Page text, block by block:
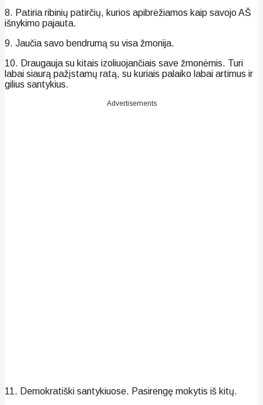
8. Patiria ribinių patirčių, kurios apibrėžiamos kaip savojo AŠ
išnykimo pajauta.
9. Jaučia savo bendrumą su visa žmonija.
10. Draugauja su kitais izoliuojančiais save žmonėmis. Turi
labai siaurą pažįstamų ratą, su kuriais palaiko labai artimus ir
gilius santykius.
Advertisements
11. Demokratiški santykiuose. Pasirengę mokytis iš kitų.